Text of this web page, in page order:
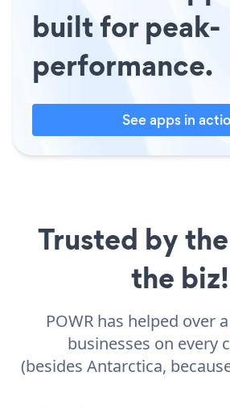
built for peak-
performance.
See apps in
Trusted by
the biz!
POWR has helped over
businesses on every
(besides Antarctica,